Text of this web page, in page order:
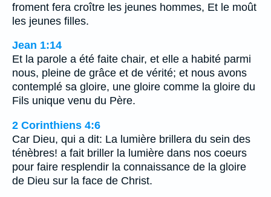
froment fera croître les jeunes hommes, Et le moût
les jeunes filles.
Jean 1:14
Et la parole a été faite chair, et elle a habité parmi
nous, pleine de grâce et de vérité; et nous avons
contemplé sa gloire, une gloire comme la gloire du
Fils unique venu du Père.
2 Corinthiens 4:6
Car Dieu, qui a dit: La lumière brillera du sein des
ténèbres! a fait briller la lumière dans nos coeurs
pour faire resplendir la connaissance de la gloire
de Dieu sur la face de Christ.